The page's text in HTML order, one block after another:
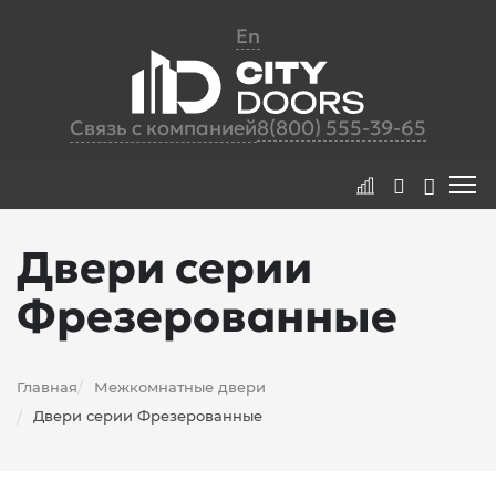
En
Связь с компанией8(800) 555-39-65
Двери серии
Фрезерованные
Главная/ Межкомнатные двери
/ Двери серии Фрезерованные